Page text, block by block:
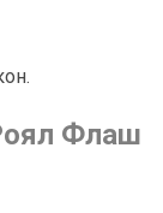
Флаш